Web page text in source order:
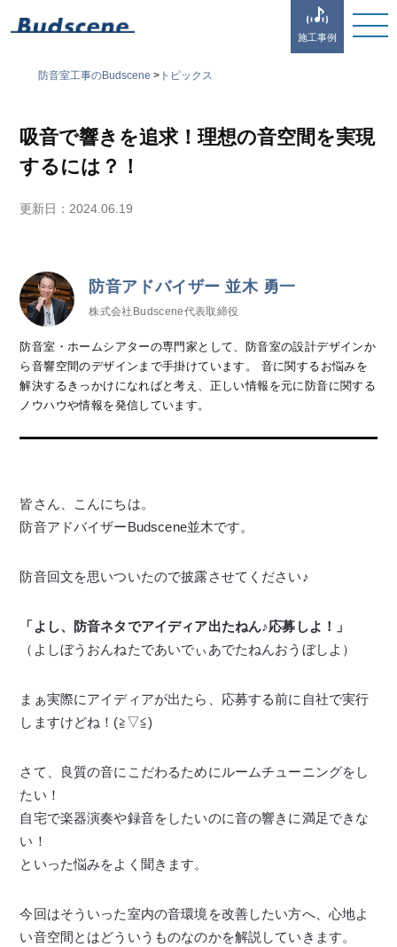
施工事例
防音室工事のBudscene >トピックス
吸音で響きを追求！理想の音空間を実現
するには？！
更新日： 2024.06.19
防音アドバイザー 並木 勇一
株式会社Budscene代表取締役
防音室・ホームシアターの専門家として、防音室の設計デザインか
ら音響空間のデザインまで手掛けています。 音に関するお悩みを
解決するきっかけになればと考え、正しい情報を元に防音に関する
ノウハウや情報を発信しています。
皆さん、こんにちは。
防音アドバイザーBudscene並木です。
防音回文を思いついたので披露させてください♪
「よし、防音ネタでアイディア出たねん♪応募しよ！」
（よしぼうおんねたであいでぃあでたねんおうぼしよ）
まぁ実際にアイディアが出たら、応募する前に自社で実行
しますけどね！(≧▽≦)
さて、良質の音にこだわるためにルームチューニングをし
たい！
自宅で楽器演奏や録音をしたいのに音の響きに満足できな
い！
といった悩みをよく聞きます。
今回はそういった室内の音環境を改善したい方へ、心地よ
い音空間とはどういうものなのかを解説していきます。